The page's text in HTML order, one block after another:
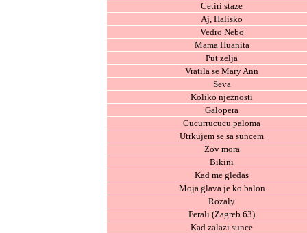
Cetiri staze
Aj, Halisko
Vedro Nebo
Mama Huanita
Put zelja
Vratila se Mary Ann
Seva
Koliko njeznosti
Galopera
Cucurrucucu paloma
Utrkujem se sa suncem
Zov mora
Bikini
Kad me gledas
Moja glava je ko balon
Rozaly
Ferali (Zagreb 63)
Kad zalazi sunce